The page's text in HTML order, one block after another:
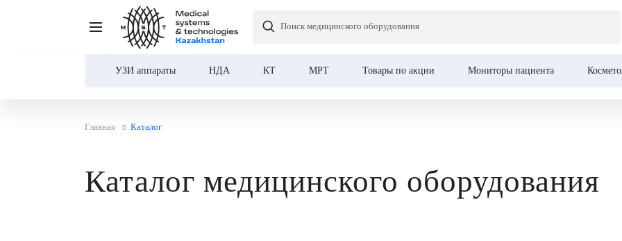
Поиск медицинского оборудования
УЗИ аппараты НДА КТ МРТ Товары по акции Мониторы пациента
Главная Каталог
Каталог медицинского оборудования